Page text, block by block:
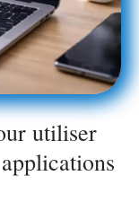
utiliser